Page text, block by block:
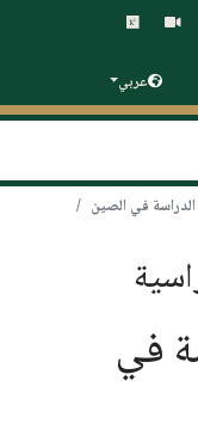
عربي
في الصين
في